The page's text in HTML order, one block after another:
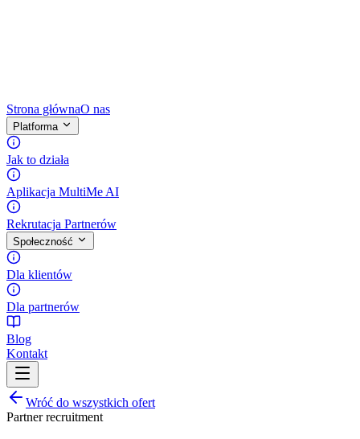
Strona głównaO nas
Platforma
Jak to działa
Aplikacja MultiMe AI
Rekrutacja Partnerów
Społeczność
Dla klientów
Dla partnerów
Blog
Kontakt
Wróć do wszystkich ofert
Partner recruitment